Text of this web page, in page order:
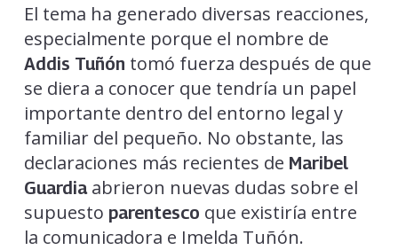
El tema ha generado diversas reacciones,
especialmente porque el nombre de
Addis Tuñón tomó fuerza después de que
se diera a conocer que tendría un papel
importante dentro del entorno legal y
familiar del pequeño. No obstante, las
declaraciones más recientes de Maribel
Guardiaabrieron nuevas dudas sobre el
supuesto parentesco que existiría entre
la comunicadora e Imelda Tuñón.